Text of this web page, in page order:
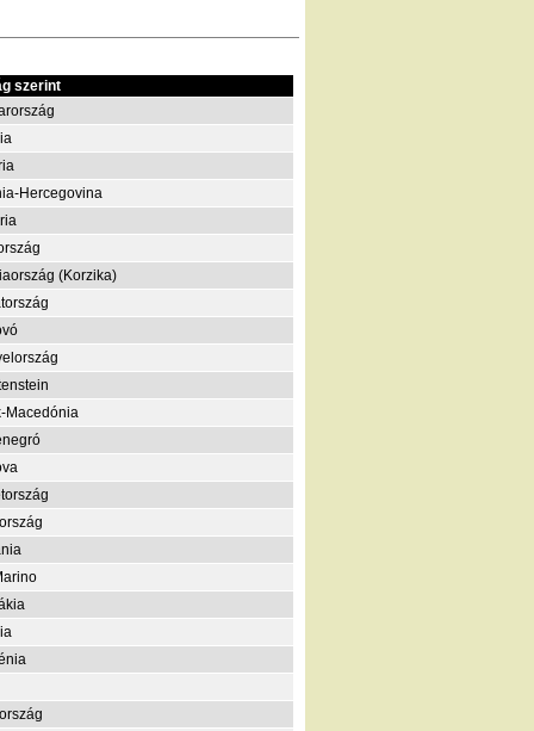
szerint
Hercegovina
(Korzika)
Macedónia